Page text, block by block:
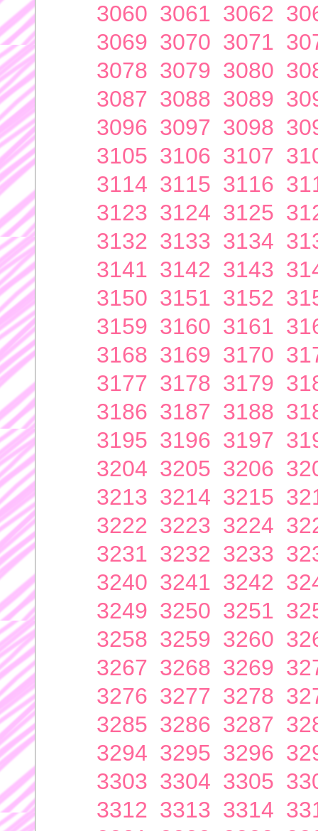
3060 3061 3062
3069 3070 3071
3078 3079 3080
3087 3088 3089
3096 3097 3098
3105 3106 3107
3114 3115 3116
3123 3124 3125
3132 3133 3134
3141 3142 3143
3150 3151 3152
3159 3160 3161
3168 3169 3170
3177 3178 3179
3186 3187 3188
3195 3196 3197
3204 3205 3206
3213 3214 3215
3222 3223 3224
3231 3232 3233
3240 3241 3242
3249 3250 3251
3258 3259 3260
3267 3268 3269
3276 3277 3278
3285 3286 3287
3294 3295 3296
3303 3304 3305
3312 3313 3314